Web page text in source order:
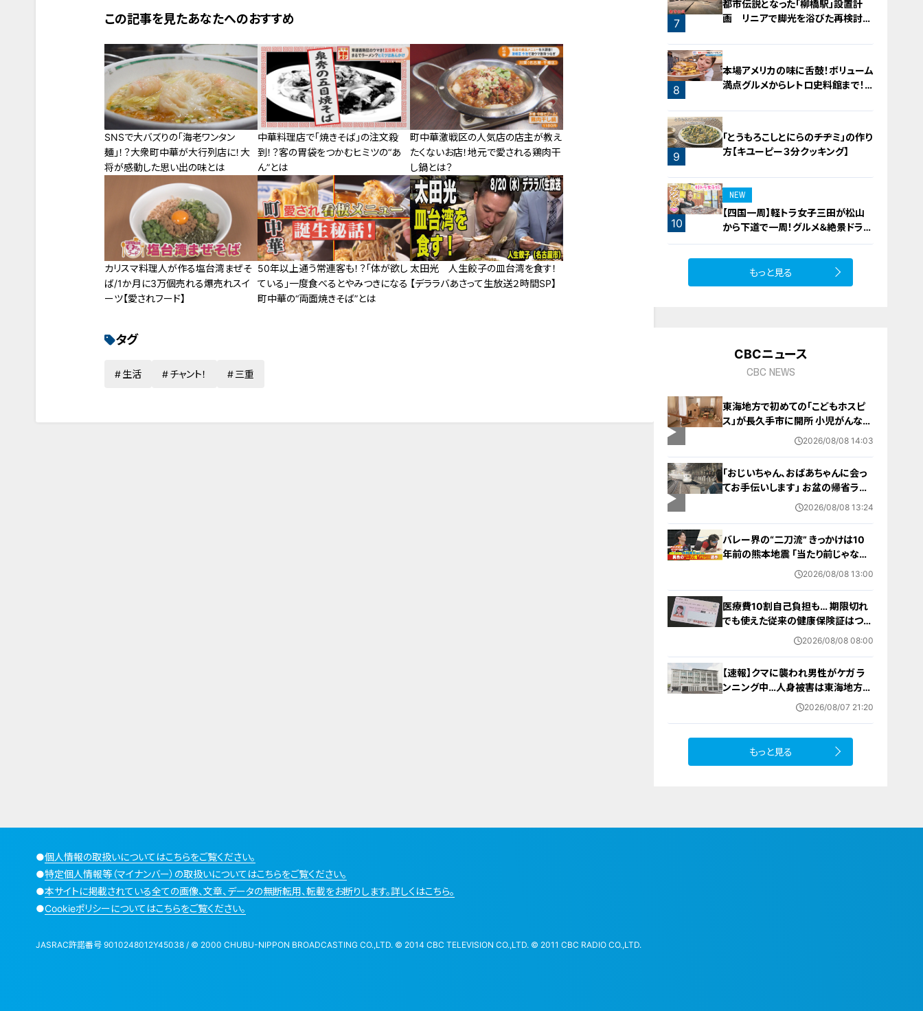
この記事を見たあなたへのおすすめ
SNSで大バズりの「海老ワンタン
麺」！？大衆町中華が大行列店に！大
将が感動した思い出の味とは
中華料理店で「焼きそば」の注文殺
到！？客の胃袋をつかむヒミツの“あ
ん”とは
町中華激戦区の人気店の店主が教え
たくないお店！地元で愛される鶏肉干
し鍋とは？
カリスマ料理人が作る塩台湾まぜそ
ば/1か月に3万個売れる爆売れスイ
ーツ【愛されフード】
50年以上通う常連客も！？「体が欲し
ている」一度食べるとやみつきになる
町中華の“両面焼きそば”とは
太田光 人生餃子の皿台湾を食す！
【デララバあさって生放送２時間SP】
タグ
生活 チャント！ 三重
7
都市伝説となった「柳橋駅」設置計
画 リニアで脚光を浴びた再検討の
8
本場アメリカの味に舌鼓！ボリューム
満点グルメからレトロ史料館まで！
9
「とうもろこしとにらのチヂミ」の作り
方【キユーピー３分クッキング】
10
NEW
【四国一周】軽トラ女子三田が松山
から下道で一周！グルメ＆絶景ドライ
ブ⑳
もっと見る
CBCニュース
CBC NEWS
東海地方で初めての「こどもホスピ
ス」が長久手市に開所 小児がんなど
重い病気の子どもと家族を支える施
2026/08/08 14:03
「おじいちゃん、おばあちゃんに会っ
てお手伝いします」 お盆の帰省ラッ
シュが本格化 東海道新幹線下りがピ
2026/08/08 13:24
バレー界の“二刀流” きっかけは10
年前の熊本地震 ｢当たり前じゃなか
った｣ オフシーズンゼロの過酷スケ
2026/08/08 13:00
医療費10割自己負担も… 期限切れ
でも使えた従来の健康保険証はつい
に終了 8月以降起こりうるマイナ保
2026/08/08 08:00
【速報】クマに襲われ男性がケガ ラ
ンニング中…人身被害は東海地方で
今シーズン初めて 岐阜県高山市
2026/08/07 21:20
もっと見る
●個人情報の取扱いについてはこちらをご覧ください。
●特定個人情報等（マイナンバー）の取扱いについてはこちらをご覧ください。
●本サイトに掲載されている全ての画像、文章、データの無断転用、転載をお断りします。詳しくはこちら。
●Cookieポリシーについてはこちらをご覧ください。
JASRAC許諾番号 9010248012Y45038 / © 2000 CHUBU-NIPPON BROADCASTING CO.,LTD. © 2014 CBC TELEVISION CO.,LTD. © 2011 CBC RADIO CO.,LTD.